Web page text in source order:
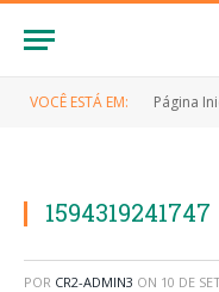
VOCÊ ESTÁ EM: Página
1594319241747
POR CR2-ADMIN3 ON 10 DE